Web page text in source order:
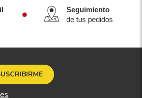
Seguimiento
de tus pedidos